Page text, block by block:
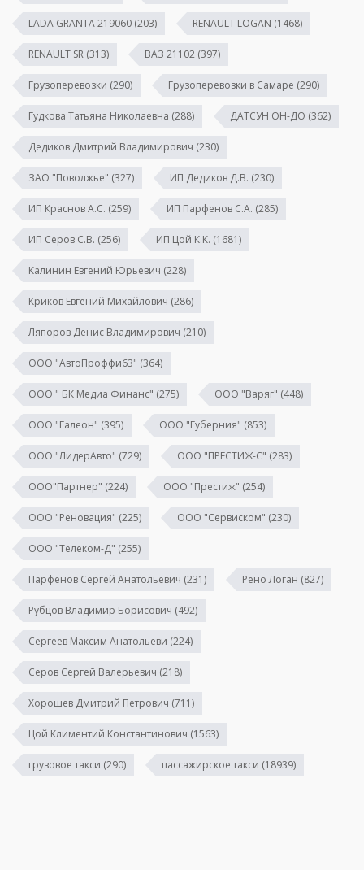
LADA GRANTA 219060 (203) RENAULT LOGAN (1468)
RENAULT SR (313) ВАЗ 21102 (397)
Грузоперевозки (290) Грузоперевозки в Самаре (290)
Гудкова Татьяна Николаевна (288) ДАТСУН ОН-ДО (362)
Дедиков Дмитрий Владимирович (230)
ЗАО "Поволжье" (327) ИП Дедиков Д.В. (230)
ИП Краснов А.С. (259) ИП Парфенов С.А. (285)
ИП Серов С.В. (256) ИП Цой К.К. (1681)
Калинин Евгений Юрьевич (228)
Криков Евгений Михайлович (286)
Ляпоров Денис Владимирович (210)
ООО "АвтоПроффи63" (364)
ООО " БК Медиа Финанс" (275) ООО "Варяг" (448)
ООО "Галеон" (395) ООО "Губерния" (853)
ООО "ЛидерАвто" (729) ООО "ПРЕСТИЖ-С" (283)
ООО"Партнер" (224) ООО "Престиж" (254)
ООО "Реновация" (225) ООО "Сервиском" (230)
ООО "Телеком-Д" (255)
Парфенов Сергей Анатольевич (231) Рено Логан (827)
Рубцов Владимир Борисович (492)
Сергеев Максим Анатольеви (224)
Серов Сергей Валерьевич (218)
Хорошев Дмитрий Петрович (711)
Цой Климентий Константинович (1563)
грузовое такси (290) пассажирское такси (18939)